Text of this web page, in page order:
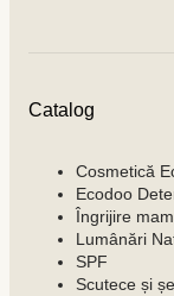
Catalog
Cosmetică
Ecodoo
Îngrijire
Lumânări
SPF
Scutece și